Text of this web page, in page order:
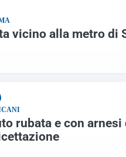
vicino alla metro di
rubata e con